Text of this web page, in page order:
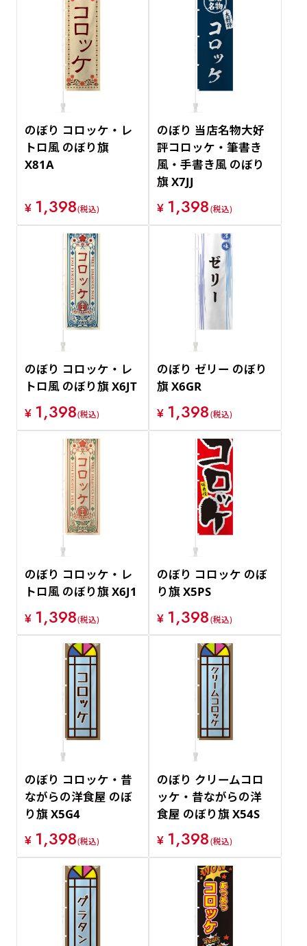
のぼり コロッケ・レ
トロ風 のぼり旗
X81A
¥ 1,398(税込)
のぼり 当店名物大好
評コロッケ・筆書き
風・手書き風 のぼり
旗 X7JJ
¥ 1,398(税込)
のぼり コロッケ・レ
トロ風 のぼり旗 X6JT
¥ 1,398(税込)
のぼり ゼリー のぼり
旗 X6GR
¥ 1,398(税込)
のぼり コロッケ・レ
トロ風 のぼり旗 X6J1
¥ 1,398(税込)
のぼり コロッケ のぼ
り旗 X5PS
¥ 1,398(税込)
のぼり コロッケ・昔
ながらの洋食屋 のぼ
り旗 X5G4
¥ 1,398(税込)
のぼり クリームコロ
ッケ・昔ながらの洋
食屋 のぼり旗 X54S
¥ 1,398(税込)